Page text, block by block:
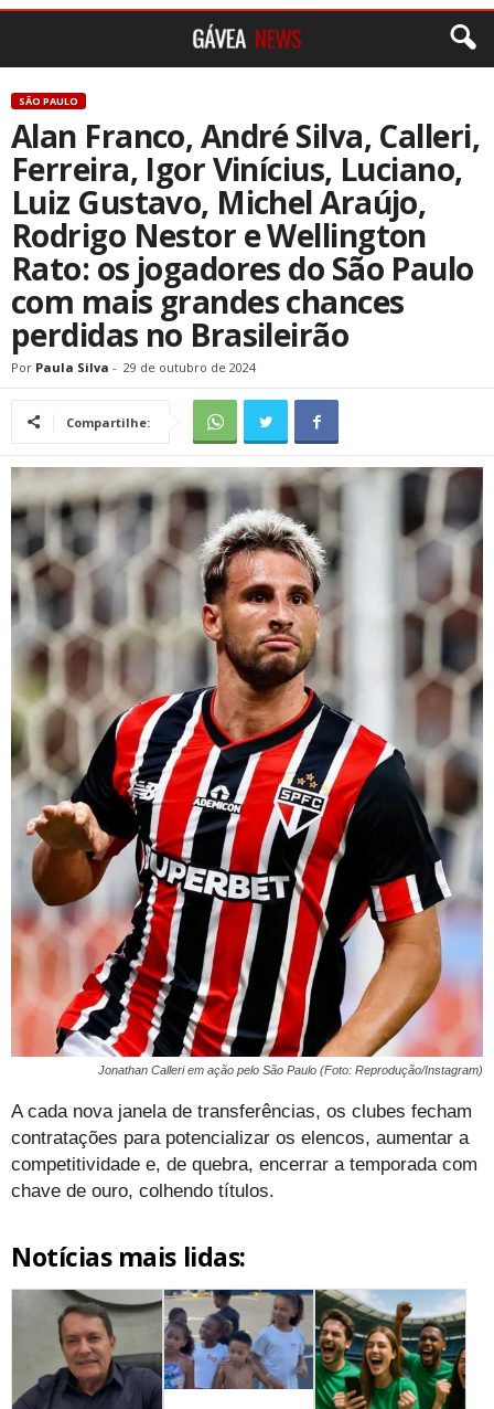
SÃO PAULO
Alan Franco, André Silva, Calleri,
Ferreira, Igor Vinícius, Luciano,
Luiz Gustavo, Michel Araújo,
Rodrigo Nestor e Wellington
Rato: os jogadores do São Paulo
com mais grandes chances
perdidas no Brasileirão
Por Paula Silva - 29 de outubro de 2024
Compartilhe:
Jonathan Calleri em ação pelo São Paulo (Foto: Reprodução/Instagram)
A cada nova janela de transferências, os clubes fecham
contratações para potencializar os elencos, aumentar a
competitividade e, de quebra, encerrar a temporada com
chave de ouro, colhendo títulos.
Notícias mais lidas: